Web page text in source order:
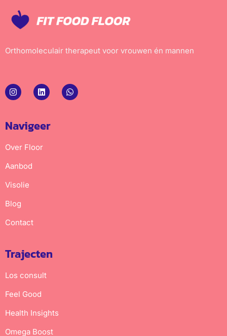
Orthomoleculair therapeut voor vrouwen én mannen
Navigeer
Over Floor
Aanbod
Visolie
Blog
Contact
Trajecten
Los consult
Feel Good
Health Insights
Omega Boost